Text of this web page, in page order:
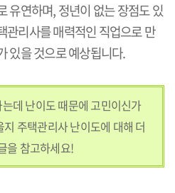
유연하며, 정년이 없는 장점도 있
관리사를 매력적인 직업으로 만
있을 것으로 예상됩니다.
데 난이도 때문에 고민이신가
주택관리사 난이도에 대해 더
을 참고하세요!